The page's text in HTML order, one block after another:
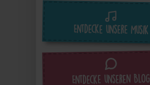
Entdecke unsere Musik
Entdecke unseren Blog